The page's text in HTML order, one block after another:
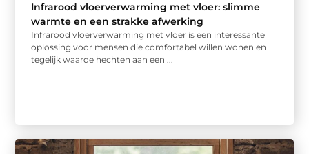
Infrarood vloerverwarming met vloer: slimme
warmte en een strakke afwerking
Infrarood vloerverwarming met vloer is een interessante
oplossing voor mensen die comfortabel willen wonen en
tegelijk waarde hechten aan een ...